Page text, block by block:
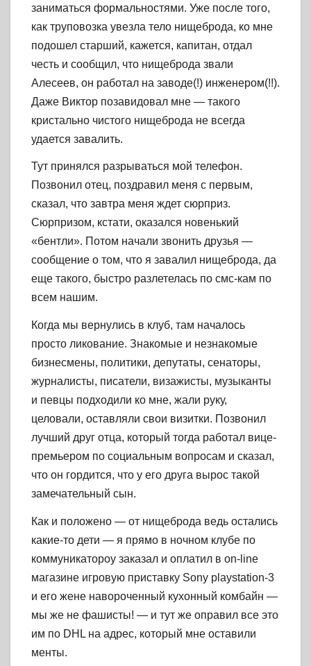
заниматься формальностями. Уже после того,
как труповозка увезла тело нищеброда, ко мне
подошел старший, кажется, капитан, отдал
честь и сообщил, что нищеброда звали
Алесеев, он работал на заводе(!) инженером(!!).
Даже Виктор позавидовал мне — такого
кристально чистого нищеброда не всегда
удается завалить.
Тут принялся разрываться мой телефон.
Позвонил отец, поздравил меня с первым,
сказал, что завтра меня ждет сюрприз.
Сюрпризом, кстати, оказался новенький
«бентли». Потом начали звонить друзья —
сообщение о том, что я завалил нищеброда, да
еще такого, быстро разлетелась по смс-кам по
всем нашим.
Когда мы вернулись в клуб, там началось
просто ликование. Знакомые и незнакомые
бизнесмены, политики, депутаты, сенаторы,
журналисты, писатели, визажисты, музыканты
и певцы подходили ко мне, жали руку,
целовали, оставляли свои визитки. Позвонил
лучший друг отца, который тогда работал вице-
премьером по социальным вопросам и сказал,
что он гордится, что у его друга вырос такой
замечательный сын.
Как и положено — от нищеброда ведь остались
какие-то дети — я прямо в ночном клубе по
коммуникатороу заказал и оплатил в on-line
магазине игровую приставку Sony playstation-3
и его жене навороченный кухонный комбайн —
мы же не фашисты! — и тут же оправил все это
им по DHL на адрес, который мне оставили
менты.